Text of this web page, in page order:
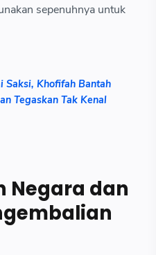
sepenuhnya untuk
Saksi, Khofifah Bantah
Tegaskan Tak Kenal
Negara dan